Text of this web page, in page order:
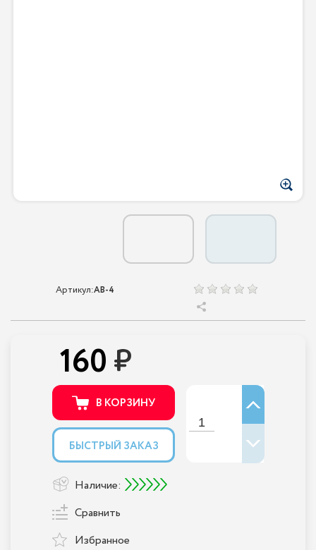
Артикул:AB-4
160
В КОРЗИНУ
БЫСТРЫЙ ЗАКАЗ
Наличие:
Сравнить
Избранное